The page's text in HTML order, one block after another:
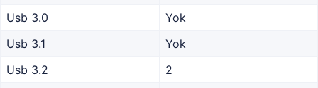
Usb 3.0
Yok
Usb 3.1
Yok
Usb 3.2
2